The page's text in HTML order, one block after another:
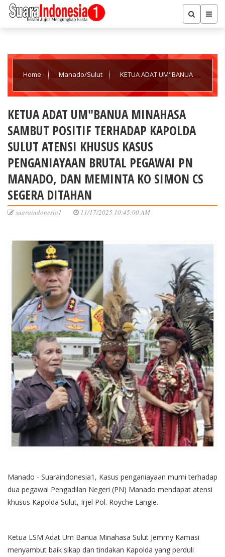
Home Manado/Sulut KETUA ADAT UM"BANUA
KHUSUS KASUS PENGANIAYAAN BRUTAL PEGAWAI PN MANADO,
DAN MEMINTA KO SIMON CS SEGERA DITAHAN
KETUA ADAT UM"BANUA MINAHASA
SAMBUT POSITIF TERHADAP KAPOLDA
SULUT ATENSI KHUSUS KASUS
PENGANIAYAAN BRUTAL PEGAWAI PN
MANADO, DAN MEMINTA KO SIMON CS
SEGERA DITAHAN
suaraindonesia1 11/17/2025 10:45:00 AM
Manado - Suaraindonesia1, Kasus penganiayaan murni terhadap
dua pegawai Pengadilan Negeri (PN) Manado mendapat atensi
khusus Kapolda Sulut, Irjel Pol. Royche Langie.
Ketua LSM Adat Um Banua Minahasa Sulut Jemmy Kamasi
menyambut baik sikap dan tindakan Kapolda yang perduli